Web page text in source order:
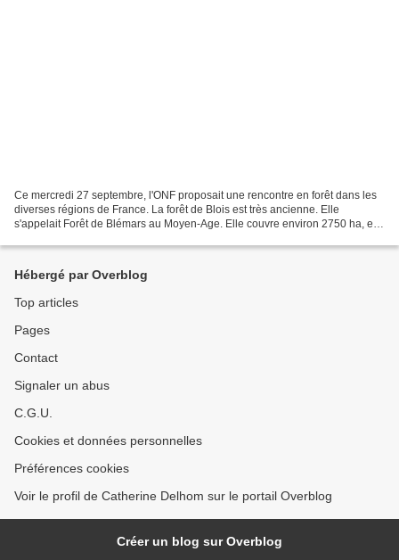
Ce mercredi 27 septembre, l'ONF proposait une rencontre en forêt dans les
diverses régions de France. La forêt de Blois est très ancienne. Elle
s'appelait Forêt de Blémars au Moyen-Age. Elle couvre environ 2750 ha, et a
Hébergé par Overblog
Top articles
Pages
Contact
Signaler un abus
C.G.U.
Cookies et données personnelles
Préférences cookies
Voir le profil de Catherine Delhom sur le portail Overblog
Créer un blog sur Overblog